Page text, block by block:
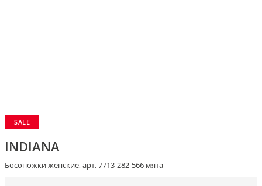
SALE
INDIANA
Босоножки женские, арт. 7713-282-566 мята